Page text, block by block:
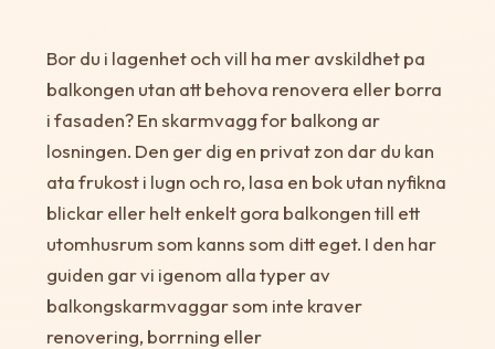
Bor du i lagenhet och vill ha mer avskildhet pa
balkongen utan att behova renovera eller borra
i fasaden? En skarmvagg for balkong ar
losningen. Den ger dig en privat zon dar du kan
ata frukost i lugn och ro, lasa en bok utan nyfikna
blickar eller helt enkelt gora balkongen till ett
utomhusrum som kanns som ditt eget. I den har
guiden gar vi igenom alla typer av
balkongskarmvaggar som inte kraver
renovering, borrning eller